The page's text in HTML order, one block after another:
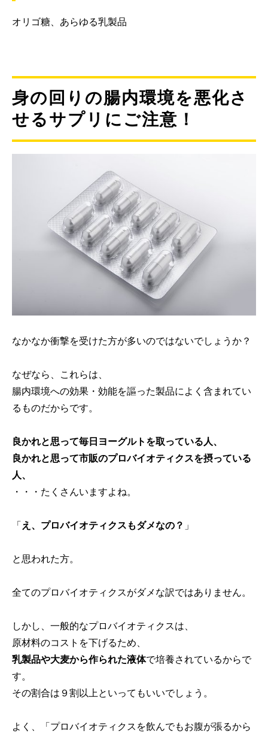
オリゴ糖、あらゆる乳製品
身の回りの腸内環境を悪化さ
せるサプリにご注意！
なかなか衝撃を受けた方が多いのではないでしょうか？
なぜなら、これらは、
腸内環境への効果・効能を謳った製品によく含まれてい
るものだからです。
良かれと思って毎日ヨーグルトを取っている人、
良かれと思って市販のプロバイオティクスを摂っている
人、
・・・たくさんいますよね。
「え、プロバイオティクスもダメなの？ 」
と思われた方。
全てのプロバイオティクスがダメな訳ではありません。
しかし、一般的なプロバイオティクスは、
原材料のコストを下げるため、
乳製品や大麦から作られた液体で培養されているからで
す。
その割合は９割以上といってもいいでしょう。
よく、「プロバイオティクスを飲んでもお腹が張るから